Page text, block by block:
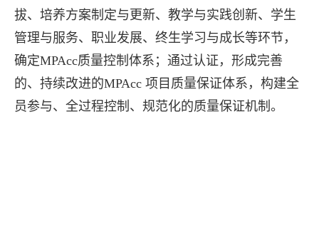
拔、培养方案制定与更新、教学与实践创新、学生
管理与服务、职业发展、终生学习与成长等环节，
确定MPAcc质量控制体系；通过认证，形成完善
的、持续改进的MPAcc 项目质量保证体系，构建全
员参与、全过程控制、规范化的质量保证机制。